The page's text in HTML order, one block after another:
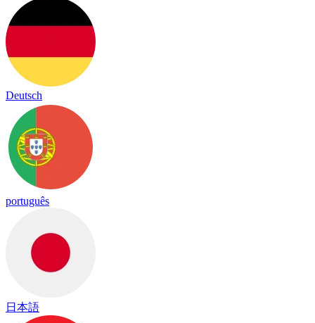
Deutsch
português
日本語